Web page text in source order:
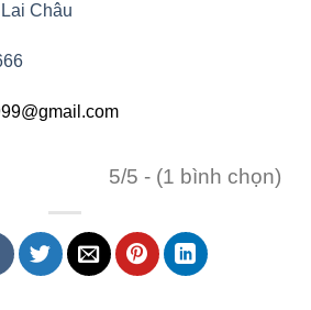
Châu
5/5 - (1 bình chọn)